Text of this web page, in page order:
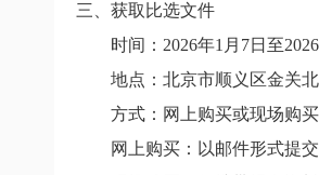
三、获取比选文件
时间：2026年1月7日至2026
地点：北京市顺义区金关北
方式：网上购买或现场购买
网上购买：以邮件形式提交